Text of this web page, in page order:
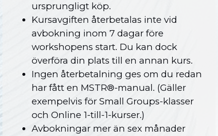
ursprungligt köp.
Kursavgiften återbetalas inte vid
avbokning inom 7 dagar före
workshopens start. Du kan dock
överföra din plats till en annan kurs.
Ingen återbetalning ges om du redan
har fått en MSTR®-manual. (Gäller
exempelvis för Small Groups-klasser
och Online 1-till-1-kurser.)
Avbokningar mer än sex månader